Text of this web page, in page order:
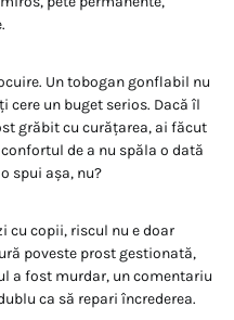
Un tobogan gonflabil nu
cere un buget serios. Dacă îl
grăbit cu curățarea, ai făcut
de a nu spăla o dată
spui așa, nu?
cu copii, riscul nu e doar
poveste prost gestionată,
a fost murdar, un comentariu
ca să repari încrederea.